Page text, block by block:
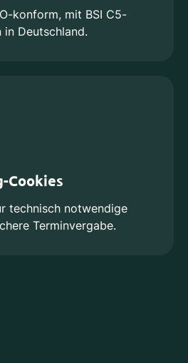
konform, mit BSI C5-
Deutschland.
Cookies
technisch notwendige
Terminvergabe.